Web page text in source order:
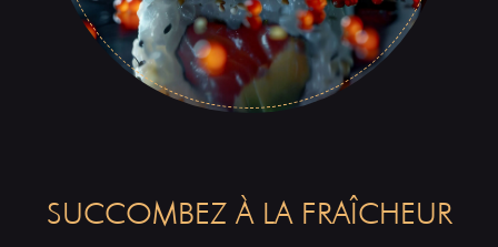
SUCCOMBEZ À LA FRAÎCHEUR